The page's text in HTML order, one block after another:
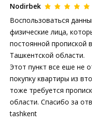
Nodirbek
Воспользоваться
физические лица,
постоянной пропиской
Ташкентской области.
Этот пункт все еше не
покупку квартиры из
тоже требуется
области. Спасибо за
tashkent